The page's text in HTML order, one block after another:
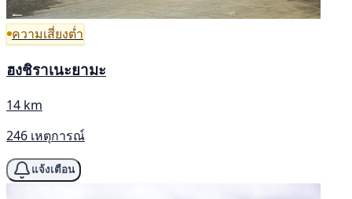
ความเสี่ยงต่ำ
ฮงชิราเนะยามะ
14 km
246 เหตุการณ์
แจ้งเตือน